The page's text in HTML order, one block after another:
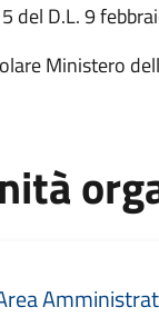
del D.L. 9
Ministero